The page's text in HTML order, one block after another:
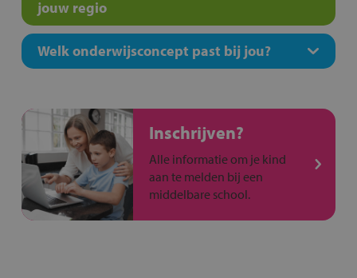
jouw regio
Welk onderwijsconcept past bij jou?
Inschrijven?
Alle informatie om je kind
aan te melden bij een
middelbare school.